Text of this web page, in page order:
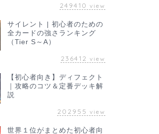
249410 view
サイレント | 初心者のための
全カードの強さランキング
（Tier S～A）
236412 view
【初心者向き】ディフェクト
｜攻略のコツ＆定番デッキ解
説
202955 view
世界１位がまとめた初心者向